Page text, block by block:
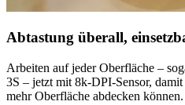
Abtastung überall,
Arbeiten auf jeder Oberfläche –
3S – jetzt mit 8k-DPI-Sensor,
mehr Oberfläche abdecken können.